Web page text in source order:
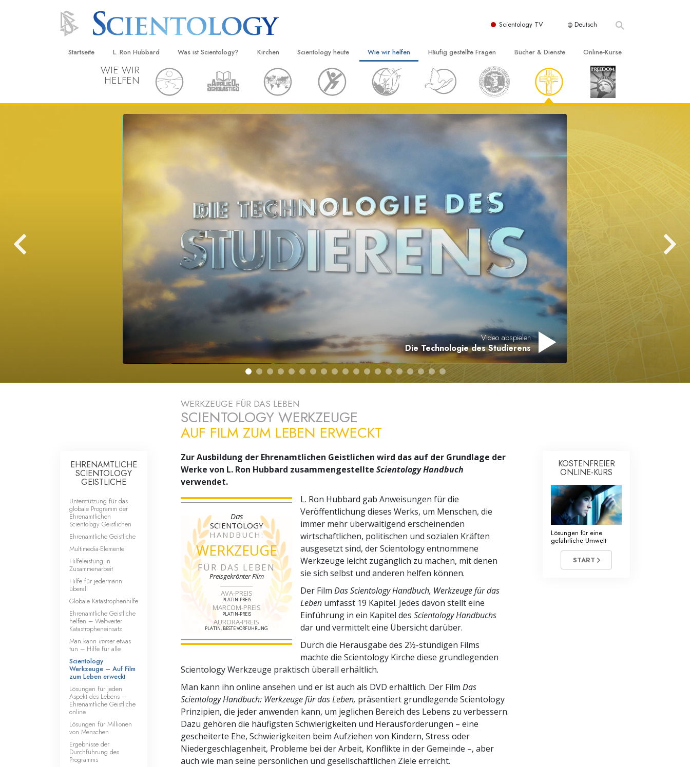
Scientology TV Deutsch
Startseite L. Ron Hubbard Was ist Scientology?
Anschauungen und Praxis
Kodizes
sagen
Lernen Sie einen Scientologen kennen
Innerhalb einer Scientology Kirche
Die Grundprinzipien der Scientology
Eine Einführung in die Dianetik
Liebe und Hass – Was ist Größe?
Kirchen
Finden Sie eine Kirche
Ideale Scientology Kirchen
Fortgeschrittene Organisationen
Flag Land Base
Scientology für die Welt
Scientology heute
Einweihungen
Scientology Veranstaltungen
David Miscavige – Kirchliches
Wie wir helfen
Der Weg zum Glücklichsein
Applied Scholastics
United for Human Rights (Vereint für
Menschenrechte)
Citizens Commission on Human Rights
Ehrenamtliche Scientology Geistliche
Häufig gestellte Fragen
Hintergrund und
grundlegende Prinzipien
Innerhalb einer Scientology Kirche
Die Organisation der Scientology
Bücher & Dienste
Einführende Bücher
Einführungsvorträge
Einführungsfilme
Einführende Dienste
Online-Kurse
Wie man Konflikte löst
Die Dynamiken des Daseins
Die Bestandteile des Verstehens
Lösungen für eine gefährliche Umwelt
Beistände bei Krankheiten und
Verletzungen
Integrität und Ehrlichkeit
Die emotionelle Tonskala
Antworten auf das Drogenproblem
Kinder
Werkzeuge für den Arbeitsplatz
Ethik und die Zustände
Die Ursache von Unterdrückung
Ermittlungen
Grundlagen des Organisierens
WIE WIR
HELFEN
Video abspielen
Die Technologie des Studierens
WERKZEUGE FÜR DAS LEBEN
SCIENTOLOGY WERKZEUGE
AUF FILM ZUM LEBEN ERWECKT
Zur Ausbildung der Ehrenamtlichen Geistlichen wird das auf der Grundlage der
Werke von L. Ron Hubbard zusammengestellte Scientology Handbuch
verwendet.
Das
SCIENTOLOGY
HANDBUCH:
WERKZEUGE
FÜR DAS LEBEN
Preisgekrönter Film
AVA-PREIS
PLATIN-PREIS
MARCOM-PREIS
PLATIN-PREIS
AURORA-PREIS
PLATIN, BESTE VORFÜHRUNG
L. Ron Hubbard gab Anweisungen für die
Veröffentlichung dieses Werks, um Menschen, die
immer mehr überwältigend erscheinenden
wirtschaftlichen, politischen und sozialen Kräften
ausgesetzt sind, der Scientology entnommene
Werkzeuge leicht zugänglich zu machen, mit denen
sie sich selbst und anderen helfen können.
Der Film Das Scientology Handbuch, Werkzeuge für das
Leben umfasst 19 Kapitel. Jedes davon stellt eine
Einführung in ein Kapitel des Scientology Handbuchs
dar und vermittelt eine Übersicht darüber.
Durch die Herausgabe des 2½-stündigen Films
machte die Scientology Kirche diese grundlegenden
Scientology Werkzeuge praktisch überall erhältlich.
Man kann ihn online ansehen und er ist auch als DVD erhältlich. Der Film Das
Scientology Handbuch: Werkzeuge für das Leben, präsentiert grundlegende Scientology
Prinzipien, die jeder anwenden kann, um jeglichen Bereich des Lebens zu verbessern.
Dazu gehören die häufigsten Schwierigkeiten und Herausforderungen – eine
gescheiterte Ehe, Schwierigkeiten beim Aufziehen von Kindern, Stress oder
Niedergeschlagenheit, Probleme bei der Arbeit, Konflikte in der Gemeinde –, aber
auch wie man seine persönlichen und gesellschaftlichen Ziele erreicht.
EHRENAMTLICHE
SCIENTOLOGY
GEISTLICHE
Unterstützung für das
globale Programm der
Ehrenamtlichen
Scientology Geistlichen
Ehrenamtliche Geistliche
Multimedia-Elemente
Hilfeleistung in
Zusammenarbeit
Hilfe für jedermann
überall
Globale Katastrophenhilfe
Ehrenamtliche Geistliche
helfen – Weltweiter
Katastropheneinsatz
Man kann immeretwas
tun – Hilfe für alle
Scientology
Werkzeuge – Auf Film
zum Leben erweckt
Lösungen für jeden
Aspekt des Lebens –
Ehrenamtliche Geistliche
online
Lösungen für Millionen
von Menschen
Ergebnisse der
Durchführung des
Programms
KOSTENFREIER
ONLINE-KURS
Lösungen für eine
gefährliche Umwelt
START